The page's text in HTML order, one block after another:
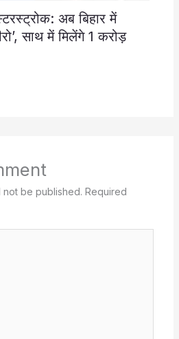
अब बिहार में
साथ में मिलेंगे 1 करोड़
not be published. Required